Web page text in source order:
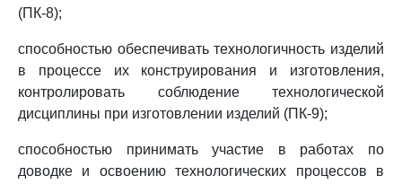
(ПК-8);
способностью обеспечивать технологичность изделий
в процессе их конструирования и изготовления,
контролировать соблюдение технологической
дисциплины при изготовлении изделий (ПК-9);
способностью принимать участие в работах по
доводке и освоению технологических процессов в